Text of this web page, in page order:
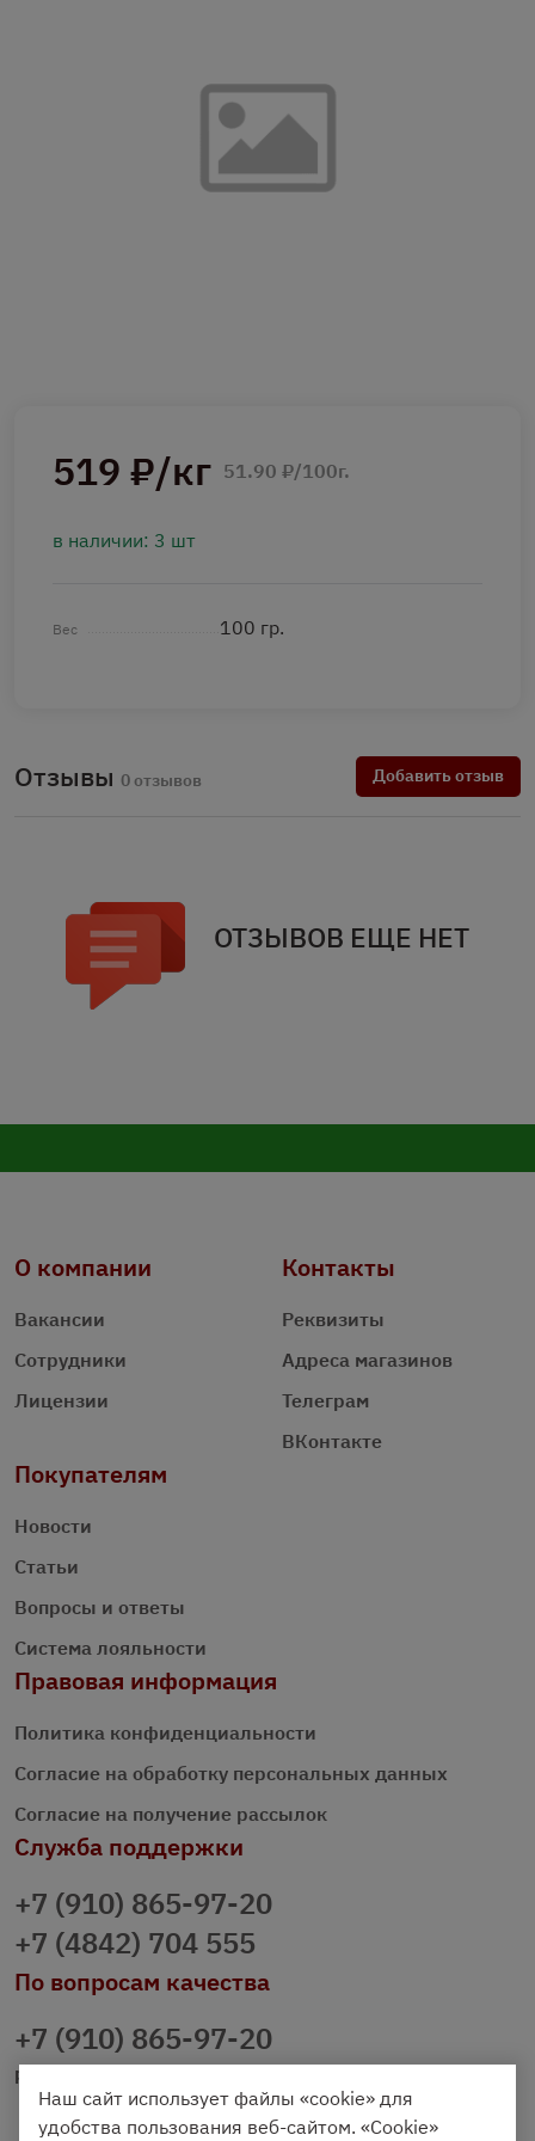
519 ₽/кг 51.90 ₽/100г.
в наличии: 3 шт
Вес 100 гр.
Отзывы 0 отзывов Добавить отзыв
ОТЗЫВОВ ЕЩЕ НЕТ
О компании
Вакансии
Сотрудники
Лицензии
Контакты
Реквизиты
Адреса магазинов
Телеграм
ВКонтакте
Покупателям
Новости
Статьи
Вопросы и ответы
Система лояльности
Правовая информация
Политика конфиденциальности
Согласие на обработку персональных данных
Согласие на получение рассылок
Служба поддержки
+7 (910) 865-97-20
+7 (4842) 704 555
По вопросам качества
+7 (910) 865-97-20
prazdnichniy40@palmi.ru
Наш сайт использует файлы «cookie» для
удобства пользования веб-сайтом. «Cookie»